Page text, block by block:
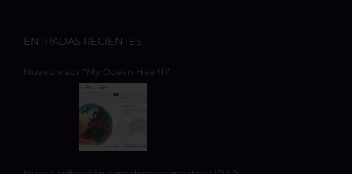
ENTRADAS RECIENTES
Nuevo visor “My Ocean Health”